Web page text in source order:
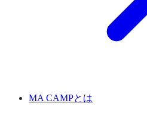
MA CAMPとは